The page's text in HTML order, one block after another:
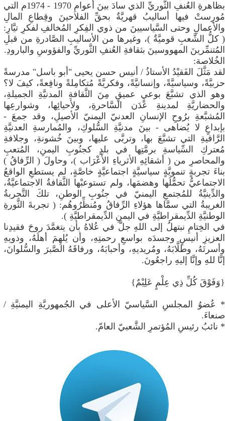
بظاهرةِ العُنفِ الثَّوريِّ الذي سادَ بينَ أعوامِ 1970 - 1974م التي
مُورِستْ فيها أساليبُ قهريَّةٌ بحقِّ الفلاحينَ وقِطاعِ المالِ
والأعمالِ وحتى السَّياسيينَ من ذوي الفِكرِ المُخالفِ لفكرِ تيَّارِ:
( كلُّ الشَّعبِ قوميَّةٌ )، وغيرها من الأساليبِ الصَّادرةِ من قبلِ
المُتنمِّرينَ المهووسينَ بثقافةِ العُنفِ الثَّوريِّ والفؤوسِ والبارودِ.
الخُلاصة:
لقد مَثَّلَ الفَقيْدُ الأستاذُ / أنيس حسن يحيى "أبو باسل" مدرسةً
حزبيَّةً، وسياسيَّةً، وإنسانيَّةً، وفكريَّةً مُتكامِلةً ونافِعةً، كيفَ لا؟
وهو الذي تشبَّعَ بوعيٍ عميقٍ مِنَ الثَّقافةِ المدنيَّةِ الجميلةِ،
والحضاريَّةِ لمدينةِ عَدَن السَّاحرةِ، ولأحيائِها، وشوارعِها
المُشبَّعةِ برُوحِ الإنسانِ العدنيّ اليمنيّ الأصيلِ، وقد جمعَ -
بإبداعٍ لا يُضاهى - بينَ مدنيَّةِ السُّلوكِ، والمُمارسةِ العدنيَّةِ
الرَّاقيةِ التي تشبَّعَ بها، وتربَّى عليها، وبينَ خُشونةِ، وجلافةِ
مُعتركِ السِّياسةِ برمَّتِها في بلدٍ كجنُوبِ اليمنِ، المُتعبِ
والمحاصرِ من ( أشقائِهِ الأثرياءِ الأَعْرَاب )، وحاولَ ( الرِّفاقُ )
بناءَ تجربةٍ تنمويَّةٍ سياسيَّةٍ اجتماعيَّةٍ خاصَّةٍ، لم يستطعِ الواقعُ
الاجتماعيُّ تحمُّلَها وهضمَها، ولم تستوعبْها الثَّقافةُ الاجتماعيَّةُ،
والدِّينيَّةُ للمُجتمعِ اليمنيّ في جنُوبِ الوطنِ، تلكَ التَّجربةُ
الغريبةُ التي سمَّاها هؤلاءِ الرِّفاقُ ومُنظِّرُوهُم: ( تجربةَ الثَّورةِ
الوطنيَّةِ الدِّيمقراطيَّةِ في اليمنِ الدِّيمقراطيَّةِ ).
في الخِتامِ نبتهلُ إلى اللهِ جلَّ في عُلاهُ بأن يتغمَّدَ روحَ فقيدِنا
العزيزِ أنيسٍ وجسدَه بواسعِ رحمتِهِ، وأن يُلهِمَ أهلَهُ، وذويهِ
وأسرتَهُ، وطلَّابَهُ، ومُريديهِ، وأحبابَهُ، ورفاقَهُ الصَّبرَ والسُّلوانَ،
إنَّا للهِ وإنَّا إليهِ راجعُونَ.
{وَفَوْقَ كُلِّ ذِي عِلْمٍ عَلِيْمٌ}
* عُضوُ المجلسِ السَّياسيّ الأعلى في الجُمهوريَّةِ اليمنيَّةِ /
صنعاءَ.
* نائبُ رئيسِ المُؤتمرِ الشَّعبيّ العامّ.